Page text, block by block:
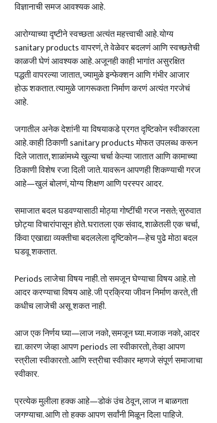
विज्ञानाची समज आवश्यक आहे.
आरोग्याच्या दृष्टीने स्वच्छता अत्यंत महत्त्वाची आहे. योग्य
sanitary products वापरणं, ते वेळेवर बदलणं आणि स्वच्छतेची
काळजी घेणं आवश्यक आहे. अजूनही काही भागांत असुरक्षित
पद्धती वापरल्या जातात, ज्यामुळे इन्फेक्शन आणि गंभीर आजार
होऊ शकतात. त्यामुळे जागरूकता निर्माण करणं अत्यंत गरजेचं
आहे.
जगातील अनेक देशांनी या विषयाकडे प्रगत दृष्टिकोन स्वीकारला
आहे. काही ठिकाणी sanitary products मोफत उपलब्ध करून
दिले जातात, शाळांमध्ये खुल्या चर्चा केल्या जातात आणि कामाच्या
ठिकाणी विशेष रजा दिली जाते. यावरून आपणही शिकण्याची गरज
आहे—खुलं बोलणं, योग्य शिक्षण आणि परस्पर आदर.
समाजात बदल घडवण्यासाठी मोठ्या गोष्टींची गरज नसते; सुरुवात
छोट्या विचारांपासून होते. घरातला एक संवाद, शाळेतली एक चर्चा,
किंवा एखाद्या व्यक्तीचा बदललेला दृष्टिकोन—हेच पुढे मोठा बदल
घडवू शकतात.
Periods लाजेचा विषय नाही. तो समजून घेण्याचा विषय आहे. तो
आदर करण्याचा विषय आहे. जी प्रक्रिया जीवन निर्माण करते, ती
कधीच लाजेची असू शकत नाही.
आज एक निर्णय घ्या—लाज नको, समजून घ्या. मजाक नको, आदर
द्या. कारण जेव्हा आपण periods ला स्वीकारतो, तेव्हा आपण
स्त्रीला स्वीकारतो. आणि स्त्रीचा स्वीकार म्हणजे संपूर्ण समाजाचा
स्वीकार.
प्रत्येक मुलीला हक्क आहे—डोकं उंच ठेवून, लाज न बाळगता
जगण्याचा. आणि तो हक्क आपण सर्वांनी मिळून दिला पाहिजे.